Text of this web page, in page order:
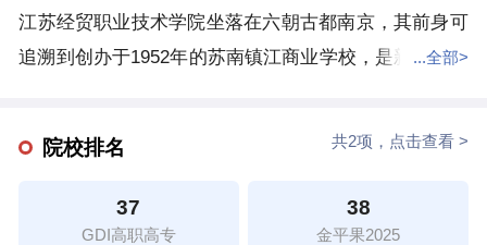
江苏经贸职业技术学院坐落在六朝古都南京，其前身可
追溯到创办于1952年的苏南镇江商业学校，是新中国成
年入选江苏省首批示范性高职院校，2010年入选国家示
范（骨干）高职院校建设单位，2017年至2018年入选江
苏省高水平（卓越）高职院校建设单位，2019年入选中
...全部>
院校排名 共2项，点击查看 >
37
GDI高职高专
38
金平果2025